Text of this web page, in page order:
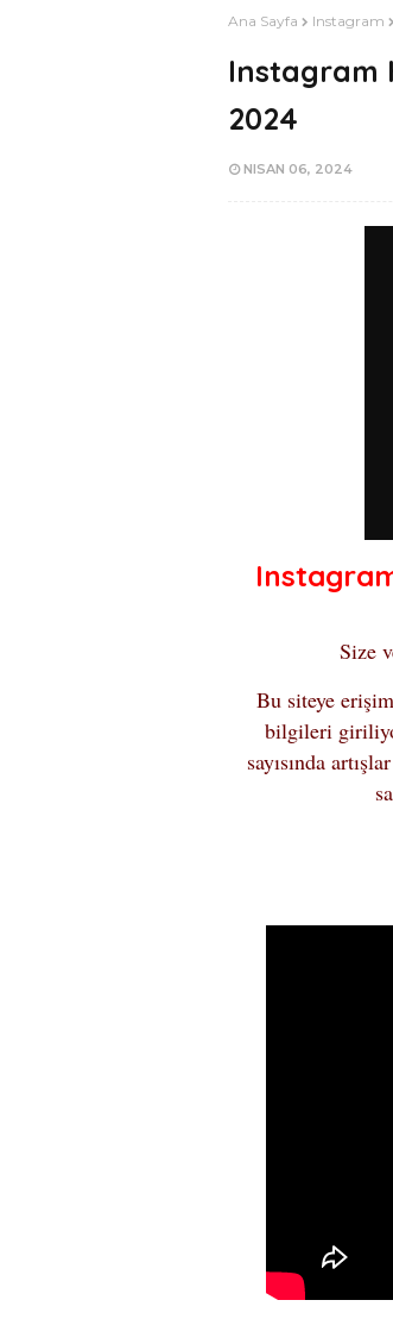
Ana Sayfa Instagram
Instagram
2024
NISAN 06, 2024
Size
Bu siteye
bilgileri
sayısında